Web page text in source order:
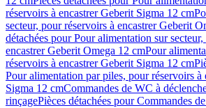
réservoirs à encastrer Geberit Sigma 12 cm
secteur, pour réservoirs à encastrer Geberit
détachées pour Pour alimentation sur
encastrer Geberit Omega 12 cmPour
réservoirs à encastrer Geberit Sigma 12 cm
Pour alimentation par piles, pour réservoirs à
Sigma 12 cmCommandes de WC à
rinçagePièces détachées pour Commandes